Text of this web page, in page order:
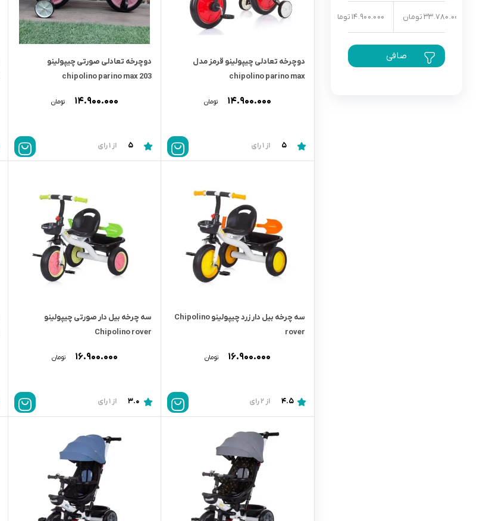
رابط و پد سینه
لباس و اکسسوری
14.900.000 تومان 33.780.000 تومان
صافی
دوچرخه تعادلى چیپولینو قرمز مدل
chipolino parino max
۱۴.۹۰۰.۰۰۰ تومان
5 از 1 رای
دوچرخه تعادلى صورتى چیپولینو
chipolino parino max 203
۱۴.۹۰۰.۰۰۰ تومان
5 از 1 رای
سه چرخه بیل دار زرد چیپولینو Chipolino
rover
۱۶.۹۰۰.۰۰۰ تومان
4.5 از 2 رای
سه چرخه بیل دار صورتی چیپولینو
Chipolino rover
۱۶.۹۰۰.۰۰۰ تومان
3.0 از 1 رای